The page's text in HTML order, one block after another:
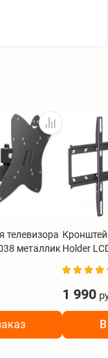
телевизора
металлик Holder
1 990